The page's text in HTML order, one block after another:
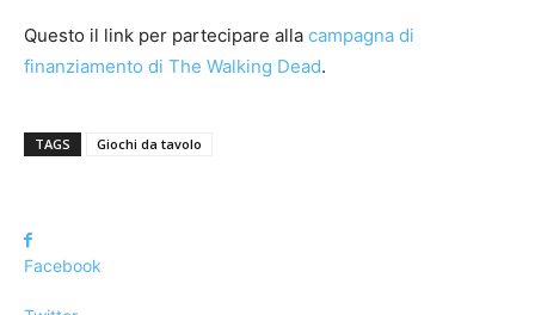
Questo il link per partecipare alla campagna di
finanziamento di The Walking Dead.
TAGS Giochi da tavolo
Facebook